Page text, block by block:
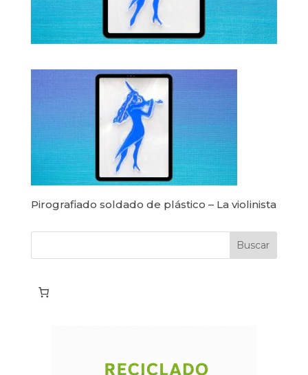
Pirografiado soldado de plástico – La violinista